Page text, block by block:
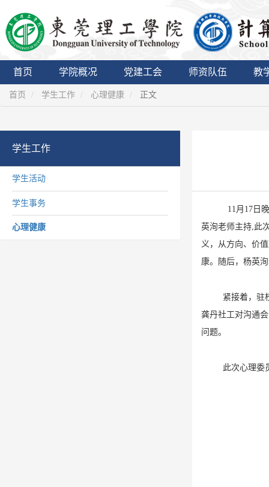
首页 学院概况 党建工会 师资队伍 教
首页 学生工作 心理健康 正文
学生工作
学生活动
学生事务
心理健康
11月17日
英洵老师主持,此
义，从方向、价
康。随后，杨英
紧接着，驻
龚丹社工对沟通
问题。
此次心理委